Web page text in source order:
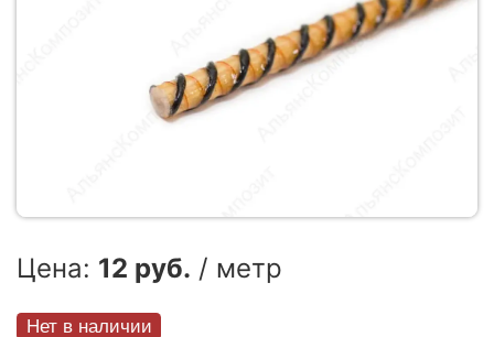
Цена: 12 руб. / метр
Нет в наличии